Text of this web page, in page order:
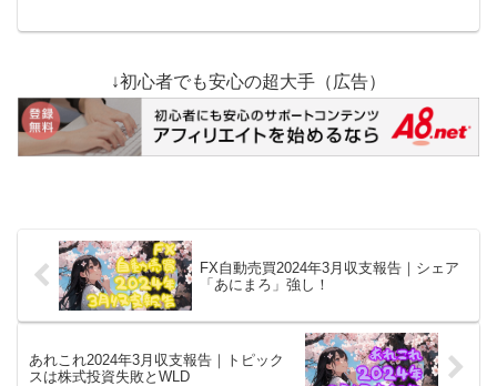
↓初心者でも安心の超大手（広告）
FX自動売買2024年3月収支報告｜シェア
「あにまろ」強し！
あれこれ2024年3月収支報告｜トピック
スは株式投資失敗とWLD